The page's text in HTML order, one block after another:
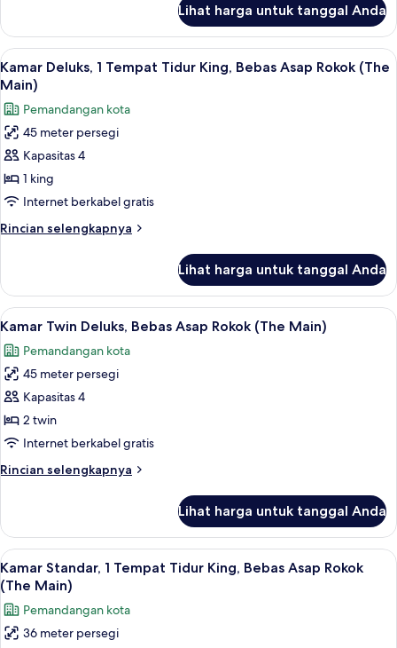
Non-
Smoking
Standard
Double
Room
-
Smoking
Lihat harga untuk tanggal Anda
Lihat
semua
foto
untuk
Kamar
Deluks,
1
Tempat
Tidur
King,
Asap
Rokok
(The
Main)
Selimut bulu angsa, brankas, meja
6
Kamar Deluks, 1 Tempat Tidur King, Bebas Asap Rokok (The
Main)
Pemandangan kota
45 meter persegi
Kapasitas 4
1 king
Internet berkabel gratis
Rincian selengkapnya
Rincian
Kamar
Deluks,
1
Tidur
King,
Asap
Rokok
(The
Main)
Lihat harga untuk tanggal Anda
Lihat
semua
foto
untuk
Kamar
Twin
Deluks,
Asap
Main)
Selimut bulu angsa, brankas, meja
4
Kamar Twin Deluks, Bebas Asap Rokok (The Main)
Pemandangan kota
45 meter persegi
Kapasitas 4
2 twin
Internet berkabel gratis
Rincian selengkapnya
Rincian
Kamar
Twin
Deluks,
Bebas
Asap
Rokok
(The
Main)
Lihat harga untuk tanggal Anda
Lihat
semua
foto
untuk
Kamar
Selimut bulu angsa, brankas, meja
4
Kamar Standar, 1 Tempat Tidur King, Bebas Asap Rokok
(The Main)
Pemandangan kota
36 meter persegi